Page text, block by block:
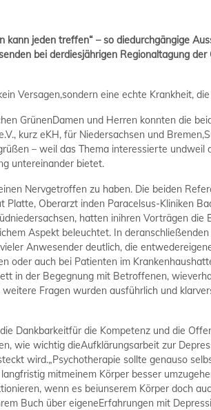
kann jeden treffen“ – so diedurchgängige
bei derdiesjährigen Regionaltagung der
Versagen,sondern eine echte Krankheit,
GrünenDamen und Herren konnten die
kurz eKH, für Niedersachsen und
– weil das Thema interessierte undweil
untereinander bietet.
Nervgetroffen zu haben. Die beiden
Platte, Oberarzt inden Paracelsus-Kliniken
hatten inihren Vorträgen die
Aspekt beleuchtet. In
Anwesender deutlich, die
oder auch bei Patienten im
in der Begegnung mit Betroffenen,
Fragen wurden ausführlich und
Dankbarkeitfür die Kompetenz und die
wie wichtig dieAufklärungsarbeit zur
wird.„Psychotherapie sollte genauso
mitmeinem Körper besser
wenn es beiunserem Körper doch
Buch über eigeneErfahrungen mit